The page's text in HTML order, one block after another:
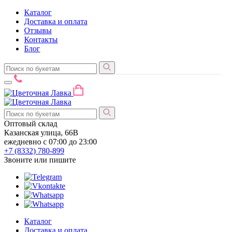
Каталог
Доставка и оплата
Отзывы
Контакты
Блог
Оптовый склад
Казанская улица, 66В
ежедневно с 07:00 до 23:00
+7 (8332) 780-899
Звоните или пишите
Каталог
Доставка и оплата